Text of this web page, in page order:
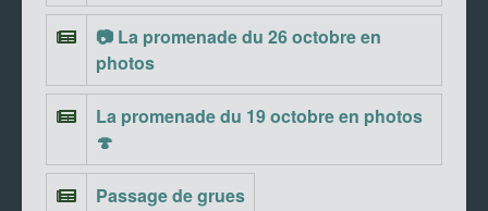
📷 La promenade du 26 octobre en
photos
La promenade du 19 octobre en photos
🍄
Passage de grues